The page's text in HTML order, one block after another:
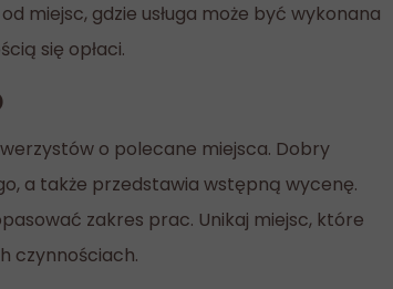
miejsc, gdzie usługa może być wykonana
się opłaci.
o polecane miejsca. Dobry
a także przedstawia wstępną wycenę.
zakres prac. Unikaj miejsc, które
czynnościach.